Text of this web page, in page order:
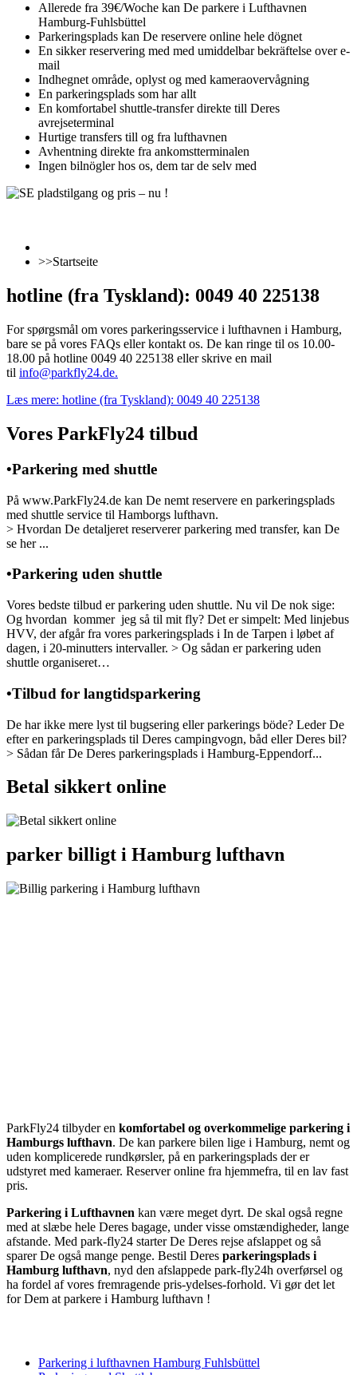
Allerede fra 39€/Woche kan De parkere i Lufthavnen
Hamburg-Fuhlsbüttel
Parkeringsplads kan De reservere online hele dögnet
En sikker reservering med med umiddelbar bekräftelse over e-
mail
Indhegnet område, oplyst og med kameraovervågning
En parkeringsplads som har allt
En komfortabel shuttle-transfer direkte till Deres
avrejseterminal
Hurtige transfers till og fra lufthavnen
Avhentning direkte fra ankomstterminalen
Ingen bilnögler hos os, dem tar de selv med
>>Startseite
hotline (fra Tyskland): 0049 40 225138
For spørgsmål om vores parkeringsservice i lufthavnen i Hamburg,
bare se på vores FAQs eller kontakt os. De kan ringe til os 10.00-
18.00 på hotline 0049 40 225138 eller skrive en mail
til info@parkfly24.de.
Læs mere: hotline (fra Tyskland): 0049 40 225138
Vores ParkFly24 tilbud
•Parkering med shuttle
På www.ParkFly24.de kan De nemt reservere en parkeringsplads
med shuttle service til Hamborgs lufthavn.
> Hvordan De detaljeret reserverer parkering med transfer, kan De
se her ...
•Parkering uden shuttle
Vores bedste tilbud er parkering uden shuttle. Nu vil De nok sige:
Og hvordan kommer jeg så til mit fly? Det er simpelt: Med linjebus
HVV, der afgår fra vores parkeringsplads i In de Tarpen i løbet af
dagen, i 20-minutters intervaller. > Og sådan er parkering uden
shuttle organiseret…
•Tilbud for langtidsparkering
De har ikke mere lyst til bugsering eller parkerings böde? Leder De
efter en parkeringsplads til Deres campingvogn, båd eller Deres bil?
> Sådan får De Deres parkeringsplads i Hamburg-Eppendorf...
Betal sikkert online
parker billigt i Hamburg lufthavn
ParkFly24 tilbyder en komfortabel og overkommelige parkering i
Hamburgs lufthavn. De kan parkere bilen lige i Hamburg, nemt og
uden komplicerede rundkørsler, på en parkeringsplads der er
udstyret med kameraer. Reserver online fra hjemmefra, til en lav fast
pris.
Parkering i Lufthavnen kan være meget dyrt. De skal også regne
med at slæbe hele Deres bagage, under visse omstændigheder, lange
afstande. Med park-fly24 starter De Deres rejse afslappet og så
sparer De også mange penge. Bestil Deres parkeringsplads i
Hamburg lufthavn, nyd den afslappede park-fly24h overførsel og
ha fordel af vores fremragende pris-ydelses-forhold. Vi gør det let
for Dem at parkere i Hamburg lufthavn !
Parkering i lufthavnen Hamburg Fuhlsbüttel